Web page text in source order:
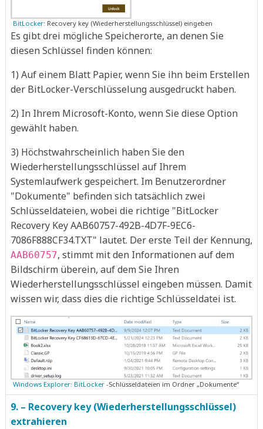
BitLocker: Recovery key (Wiederherstellungsschlüssel) eingeben
Es gibt drei mögliche Speicherorte, an denen Sie
diesen Schlüssel finden können:
1) Auf einem Blatt Papier, wenn Sie ihn beim Erstellen
der BitLocker-Verschlüsselung ausgedruckt haben.
2) In Ihrem Microsoft-Konto, wenn Sie diese Option
gewählt haben.
3) Höchstwahrscheinlich haben Sie den
Wiederherstellungsschlüssel auf Ihrem
Systemlaufwerk gespeichert. Im Benutzerordner
"Dokumente" befinden sich tatsächlich zwei
Schlüsseldateien, wobei die richtige "BitLocker
Recovery Key AAB60757-492B-4D7F-9EC6-
7086F888CF34.TXT" lautet. Der erste Teil der Kennung,
AAB60757, stimmt mit den Informationen auf dem
Bildschirm überein, auf dem Sie Ihren
Wiederherstellungsschlüssel eingeben müssen. Damit
wissen wir, dass dies die richtige Schlüsseldatei ist.
Windows Explorer: BitLocker -Schlüsseldateien im Ordner „Dokumente“
9. – Recovery key (Wiederherstellungsschlüssel)
extrahieren